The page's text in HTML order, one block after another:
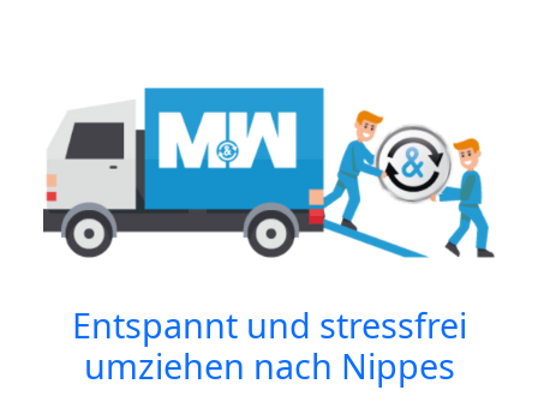
Entspannt und stressfrei
umziehen nach Nippes